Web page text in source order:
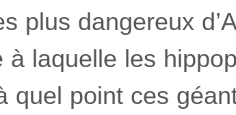
plus dangereux
laquelle les
quel point ces